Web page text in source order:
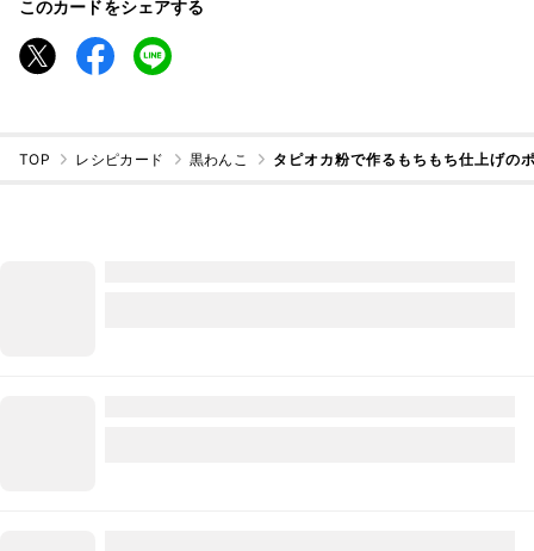
このカードをシェアする
TOP レシピカード 黒わんこ タピオカ粉で作るもちもち仕上げの